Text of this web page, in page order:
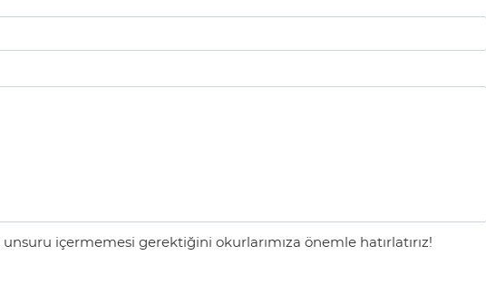
içermemesi gerektiğini okurlarımıza önemle hatırlatırız!